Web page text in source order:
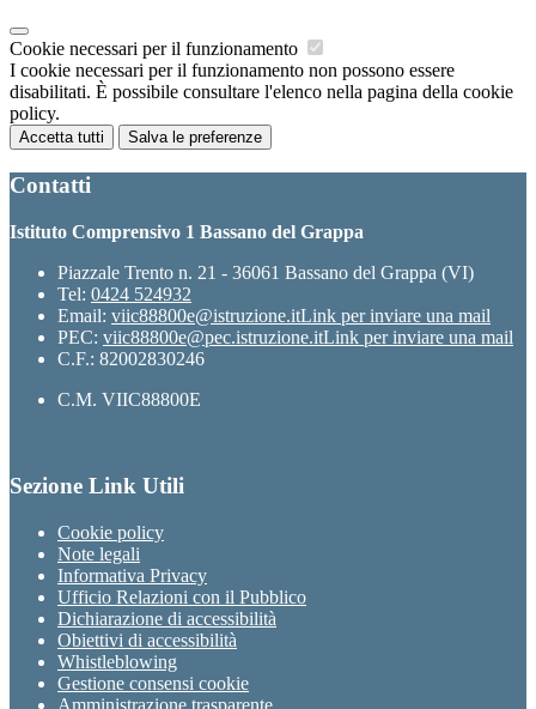
Cookie necessari per il funzionamento
I cookie necessari per il funzionamento non possono essere
disabilitati. È possibile consultare l'elenco nella pagina della cookie
policy.
Accetta tutti Salva le preferenze
Contatti
Istituto Comprensivo 1 Bassano del Grappa
Piazzale Trento n. 21 - 36061 Bassano del Grappa (VI)
Tel: 0424 524932
Email: viic88800e@istruzione.itLink per inviare una mail
PEC: viic88800e@pec.istruzione.itLink per inviare una mail
C.F.: 82002830246
C.M. VIIC88800E
Sezione Link Utili
Cookie policy
Note legali
Informativa Privacy
Ufficio Relazioni con il Pubblico
Dichiarazione di accessibilità
Obiettivi di accessibilità
Whistleblowing
Gestione consensi cookie
Amministrazione trasparente